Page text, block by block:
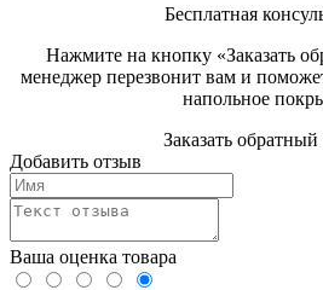
Бесплатная
Нажмите на кнопку «Заказать
менеджер перезвонит вам и
напольное
Заказать обратный
Добавить отзыв
Ваша оценка товара